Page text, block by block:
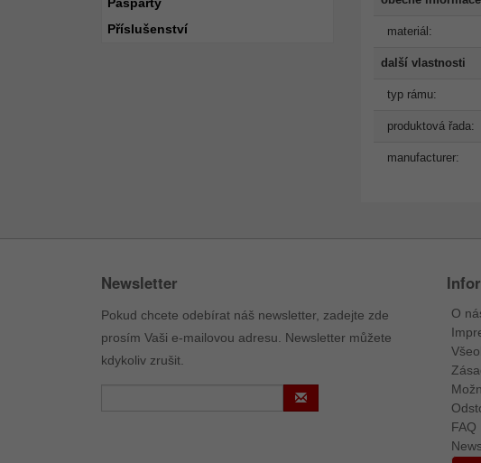
Příslušenství
materiál:
další vlastnosti
typ rámu:
produktová řada:
manufacturer:
Newsletter
Pokud chcete odebírat náš newsletter, zadejte zde
prosím Vaši e-mailovou adresu. Newsletter můžete
kdykoliv zrušit.
O
FAQ